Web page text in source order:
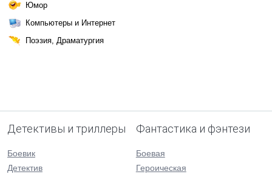
Юмор
Компьютеры и Интернет
Поэзия, Драматургия
Детективы и триллеры
Боевик
Детектив
Фантастика и фэнтези
Боевая
Героическая